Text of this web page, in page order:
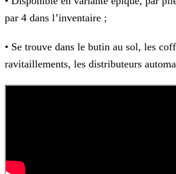
par 4 dans l’inventaire ;
• Se trouve dans le butin au sol, les
ravitaillements, les distributeurs